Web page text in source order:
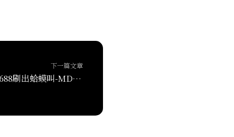
下一篇文章
给摩托罗拉GP3688刷出蛤蟆叫-MDC1200信令